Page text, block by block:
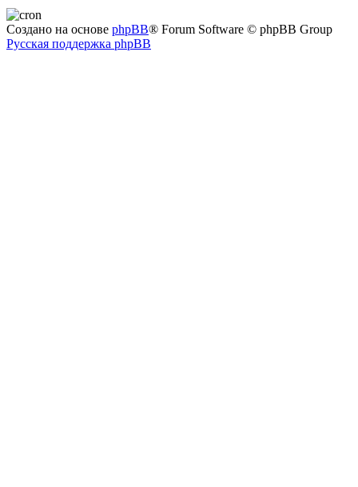
Создано на основе phpBB® Forum Software © phpBB Group
Русская поддержка phpBB